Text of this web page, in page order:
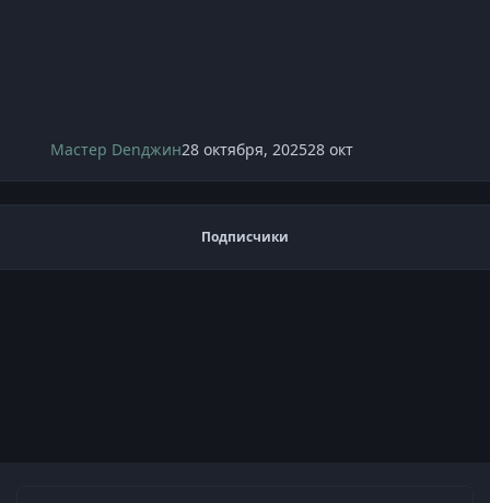
Мастер Denджин28 октября, 202528 окт
Подписчики